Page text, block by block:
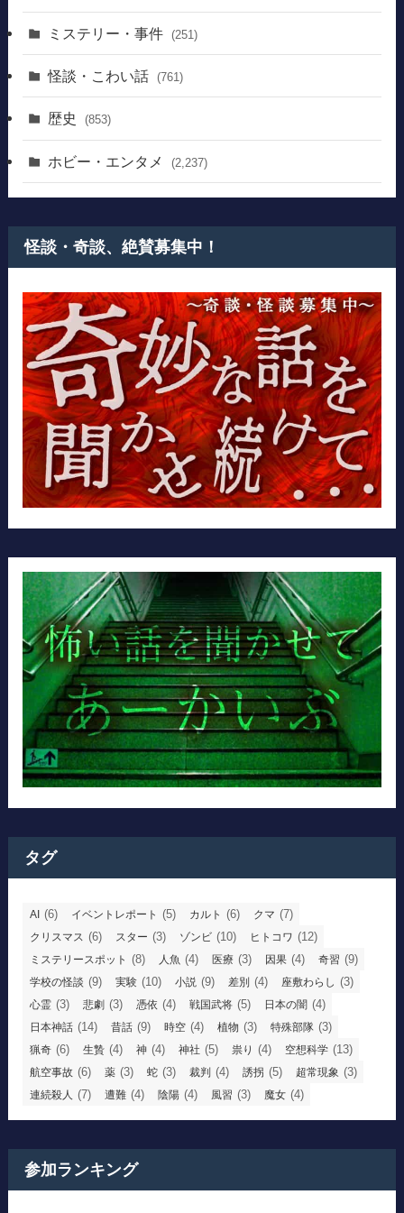
ミステリー・事件 (251)
怪談・こわい話 (761)
歴史 (853)
ホビー・エンタメ (2,237)
怪談・奇談、絶賛募集中！
タグ
AI (6) イベントレポート (5) カルト (6) クマ (7)
クリスマス (6) スター (3) ゾンビ (10) ヒトコワ (12)
ミステリースポット (8) 人魚 (4) 医療 (3) 因果 (4) 奇習 (9)
学校の怪談 (9) 実験 (10) 小説 (9) 差別 (4) 座敷わらし (3)
心霊 (3) 悲劇 (3) 憑依 (4) 戦国武将 (5) 日本の闇 (4)
日本神話 (14) 昔話 (9) 時空 (4) 植物 (3) 特殊部隊 (3)
猟奇 (6) 生贄 (4) 神 (4) 神社 (5) 祟り (4) 空想科学 (13)
航空事故 (6) 薬 (3) 蛇 (3) 裁判 (4) 誘拐 (5) 超常現象 (3)
連続殺人 (7) 遭難 (4) 陰陽 (4) 風習 (3) 魔女 (4)
参加ランキング